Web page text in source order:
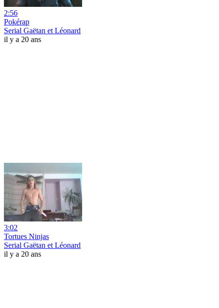
2:56
Pokérap
Serial Gaëtan et Léonard
il y a 20 ans
3:02
Tortues Ninjas
Serial Gaëtan et Léonard
il y a 20 ans